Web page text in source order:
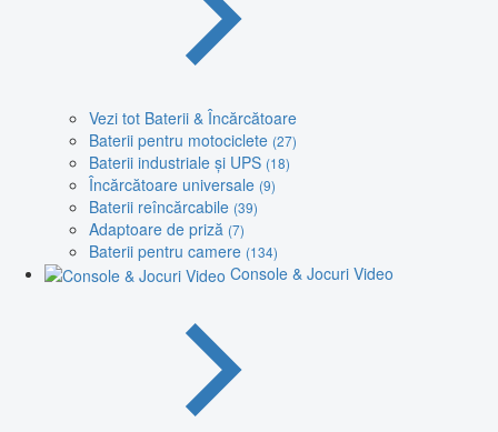
Vezi tot Baterii & Încărcătoare
Baterii pentru motociclete (27)
Baterii industriale și UPS (18)
Încărcătoare universale (9)
Baterii reîncărcabile (39)
Adaptoare de priză (7)
Baterii pentru camere (134)
Console & Jocuri Video